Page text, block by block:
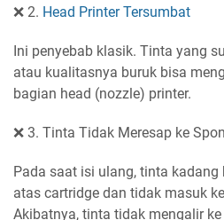
❌ 2. Head Printer Tersumbat
Ini penyebab klasik. Tinta yang
atau kualitasnya buruk bisa
bagian head (nozzle) printer.
❌ 3. Tinta Tidak Meresap ke
Pada saat isi ulang, tinta
atas cartridge dan tidak masuk
Akibatnya, tinta tidak mengalir